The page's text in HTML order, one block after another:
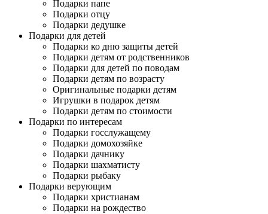
Подарки папе
Подарки отцу
Подарки дедушке
Подарки для детей
Подарки ко дню защиты детей
Подарки детям от родственников
Подарки для детей по поводам
Подарки детям по возрасту
Оригинальные подарки детям
Игрушки в подарок детям
Подарки детям по стоимости
Подарки по интересам
Подарки госслужащему
Подарки домохозяйке
Подарки дачнику
Подарки шахматисту
Подарки рыбаку
Подарки верующим
Подарки христианам
Подарки на рождество